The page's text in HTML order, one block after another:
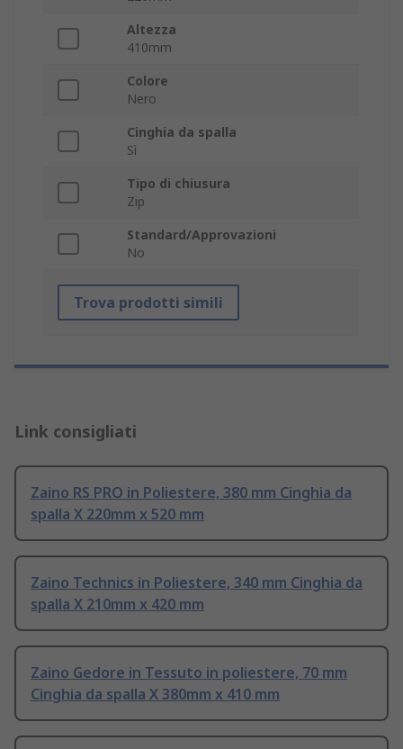
Altezza
410mm
Colore
Nero
Cinghia da spalla
Sì
Tipo di chiusura
Zip
Standard/Approvazioni
No
Trova prodotti simili
Link consigliati
Zaino RS PRO in Poliestere, 380 mm Cinghia da
spalla X 220mm x 520 mm
Zaino Technics in Poliestere, 340 mm Cinghia da
spalla X 210mm x 420 mm
Zaino Gedore in Tessuto in poliestere, 70 mm
Cinghia da spalla X 380mm x 410 mm